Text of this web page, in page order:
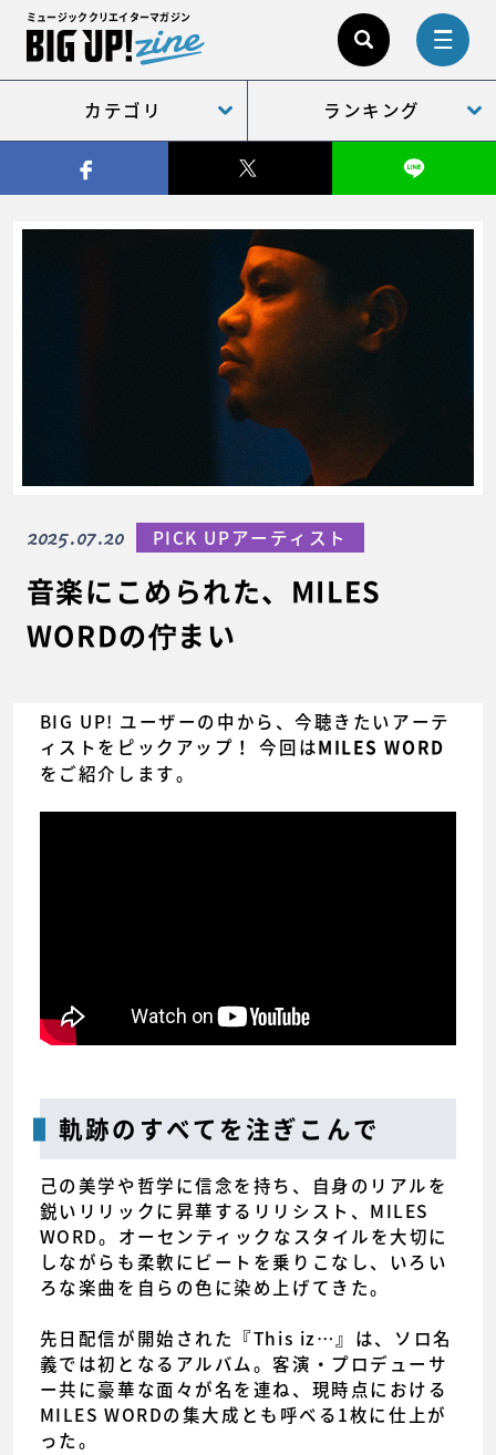
ミュージッククリエイターマガジン
カテゴリ ランキング
音楽にこめられた、MILES
WORDの佇まい
2025.07.20 PICK UPアーティスト
BIG UP! ユーザーの中から、今聴きたいアーテ
ィストをピックアップ！ 今回はMILES WORD
をご紹介します。
軌跡のすべてを注ぎこんで
己の美学や哲学に信念を持ち、自身のリアルを
鋭いリリックに昇華するリリシスト、MILES
WORD。オーセンティックなスタイルを大切に
しながらも柔軟にビートを乗りこなし、いろい
ろな楽曲を自らの色に染め上げてきた。
先日配信が開始された『This iz…』は、ソロ名
義では初となるアルバム。客演・プロデューサ
ー共に豪華な面々が名を連ね、現時点における
MILES WORDの集大成とも呼べる1枚に仕上が
った。